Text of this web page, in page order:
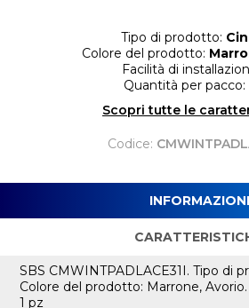
Tipo di prodotto:
Colore del prodotto:
Facilità di
Quantità per pacco:
Scopri tutte le
Codice:
INFORMAZIONI
SBS CMWINTPADLACE31I. Tipo di
Colore del prodotto: Marrone,
1 pz